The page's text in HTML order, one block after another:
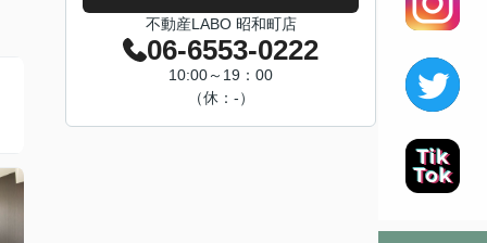
不動産LABO 昭和町店
06-6553-0222
10:00～19：00
（休：-）